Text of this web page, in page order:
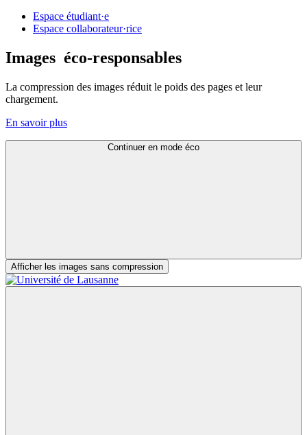
Espace étudiant·e
Espace collaborateur·rice
Images éco-responsables
La compression des images réduit le poids des pages et leur
chargement.
En savoir plus
Continuer en mode éco
Afficher les images sans compression